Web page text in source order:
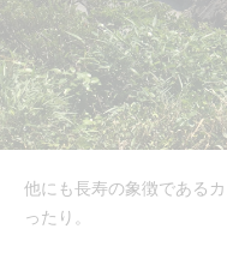
他にも長寿の象徴である
ったり。